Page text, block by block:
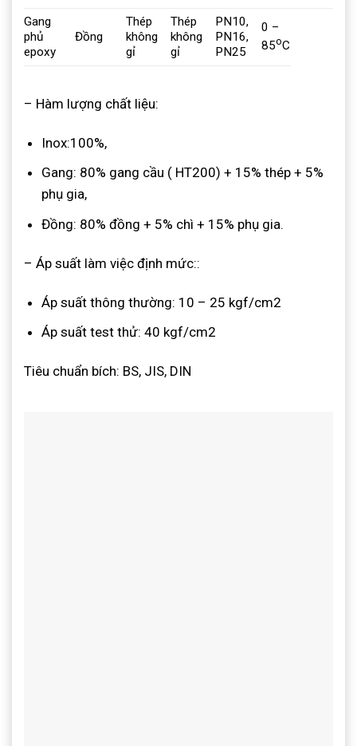
Gang
phủ
epoxy
Đồng
Thép
không
gỉ
Thép
không
gỉ
PN10,
PN16,
PN25
0 –
85oC
– Hàm lượng chất liệu:
Inox:100%,
Gang: 80% gang cầu ( HT200) + 15% thép + 5%
phụ gia,
Đồng: 80% đồng + 5% chì + 15% phụ gia.
– Áp suất làm việc định mức::
Áp suất thông thường: 10 – 25 kgf/cm2
Áp suất test thử: 40 kgf/cm2
Tiêu chuẩn bích: BS, JIS, DIN